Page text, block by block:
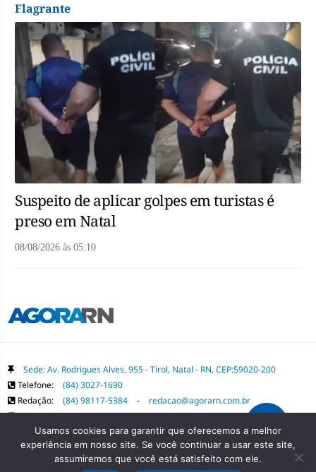
Flagrante
Suspeito de aplicar golpes em turistas é
preso em Natal
08/08/2026 às 05:10
Sede: Av. Rodrigues Alves, 955 - Tirol, Natal - RN, CEP:59020-200
Telefone:
(84) 3027-1690
Redação:
(84) 98117-5384 -
redacao@agorarn.com.br
Comercial: (84) 98117-1718 - publica@agorarn.com.br
Copyright Grupo Agora RN. Todos os direitos reservados. É proibida a
reprodução do conteúdo desta página em qualquer meio de comunicação,
Usamos cookies para garantir que oferecemos a melhor
experiência em nosso site. Se você continuar a usar este site,
assumiremos que você está satisfeito com ele.